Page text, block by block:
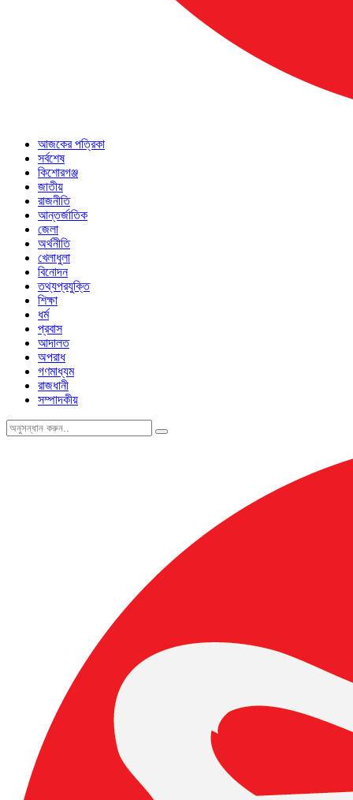
আজকের পত্রিকা
সর্বশেষ
কিশোরগঞ্জ
জাতীয়
রাজনীতি
আন্তর্জাতিক
জেলা
অর্থনীতি
খেলাধুলা
বিনোদন
তথ্যপ্রযুক্তি
শিক্ষা
ধর্ম
প্রবাস
আদালত
অপরাধ
গণমাধ্যম
রাজধানী
সম্পাদকীয়